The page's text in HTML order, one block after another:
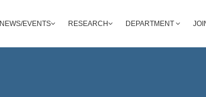
NEWS/EVENTS RESEARCH DEPARTMENT